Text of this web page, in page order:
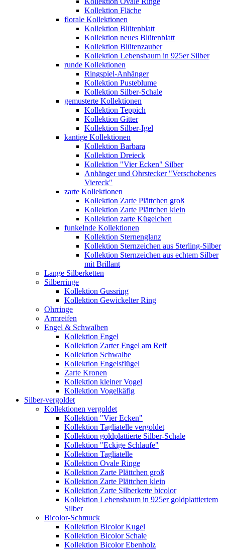
Kollektion Fläche
florale Kollektionen
Kollektion Blütenblatt
Kollektion neues Blütenblatt
Kollektion Blütenzauber
Kollektion Lebensbaum in 925er Silber
runde Kollektionen
Ringspiel-Anhänger
Kollektion Pusteblume
Kollektion Silber-Schale
gemusterte Kollektionen
Kollektion Teppich
Kollektion Gitter
Kollektion Silber-Igel
kantige Kollektionen
Kollektion Barbara
Kollektion Dreieck
Kollektion "Vier Ecken" Silber
Anhänger und Ohrstecker "Verschobenes
Viereck"
zarte Kollektionen
Kollektion Zarte Plättchen groß
Kollektion Zarte Plättchen klein
Kollektion zarte Kügelchen
funkelnde Kollektionen
Kollektion Sternenglanz
Kollektion Sternzeichen aus Sterling-Silber
Kollektion Sternzeichen aus echtem Silber
mit Brillant
Lange Silberketten
Silberringe
Kollektion Gussring
Kollektion Gewickelter Ring
Ohrringe
Armreifen
Engel & Schwalben
Kollektion Engel
Kollektion Zarter Engel am Reif
Kollektion Schwalbe
Kollektion Engelsflügel
Zarte Kronen
Kollektion kleiner Vogel
Kollektion Vogelkäfig
Silber-vergoldet
Kollektionen vergoldet
Kollektion "Vier Ecken"
Kollektion Tagliatelle vergoldet
Kollektion goldplattierte Silber-Schale
Kollektion "Eckige Schlaufe"
Kollektion Tagliatelle
Kollektion Ovale Ringe
Kollektion Zarte Plättchen groß
Kollektion Zarte Plättchen klein
Kollektion Zarte Silberkette bicolor
Kollektion Lebensbaum in 925er goldplattiertem
Silber
Bicolor-Schmuck
Kollektion Bicolor Kugel
Kollektion Bicolor Schale
Kollektion Bicolor Ebenholz